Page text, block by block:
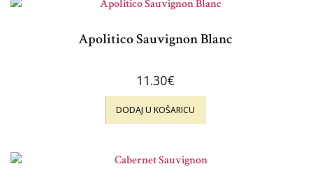
Apolitico Sauvignon Blanc
11.30€
DODAJ U KOŠARICU